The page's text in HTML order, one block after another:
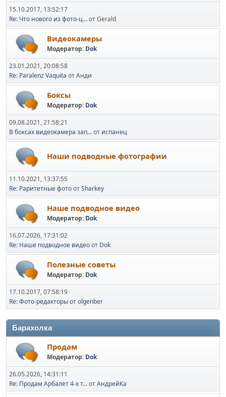
15.10.2017, 13:52:17
Re: Что нового из фото-ц...от Gerald
Видеокамеры
Модератор: Dok
23.01.2021, 20:08:58
Re: Paralenz Vaquita от Анди
Боксы
Модератор: Dok
09.08.2021, 21:58:21
В боксах видеокамера зап...от испанец
Наши подводные фотографии
11.10.2021, 13:37:55
Re: Раритетные фотоотSharkey
Наше подводное видео
Модератор: Dok
16.07.2026, 17:31:02
Re: Наше подводное видеоот Dok
Полезные советы
Модератор: Dok
17.10.2017, 07:58:19
Re: Фото-редакторыотolgenber
Барахолка
Продам
Модератор: Dok
26.05.2026, 14:31:11
Re: Продам Арбалет 4-х т...отАндрейКа